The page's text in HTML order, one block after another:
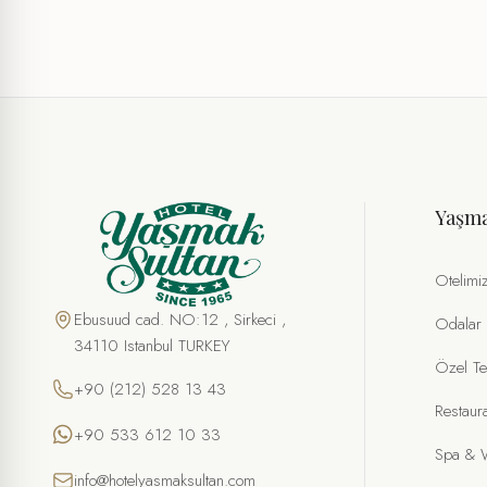
Ebusuud cad. NO:12 , Sirkeci ,
34110 Istanbul TURKEY
+90 (212) 528 13 43
+90 533 612 10 33
info@hotelyasmaksultan.com
Odalar
Özel
Spa &